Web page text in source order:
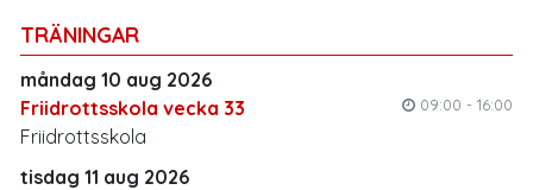
TRÄNINGAR
måndag 10 aug 2026
Friidrottsskola vecka 33
09:00 - 16:00
Friidrottsskola
tisdag 11 aug 2026